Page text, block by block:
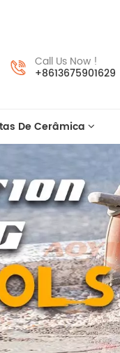
Call Us Now !
+8613675901629
De Cerâmica